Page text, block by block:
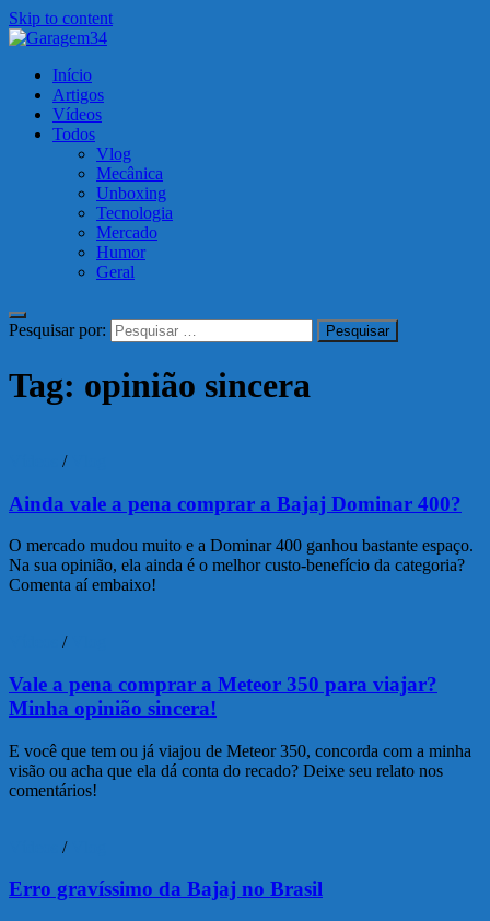
Skip to content
Garagem34
Motos, carros, tecnologia e muito mais!
Início
Artigos
Vídeos
Todos
Vlog
Mecânica
Unboxing
Tecnologia
Mercado
Humor
Geral
Pesquisar por:
Tag: opinião sincera
/
Ainda vale a pena comprar a Bajaj Dominar 400?
O mercado mudou muito e a Dominar 400 ganhou bastante espaço.
Na sua opinião, ela ainda é o melhor custo-benefício da categoria?
Comenta aí embaixo!
/
Vale a pena comprar a Meteor 350 para viajar?
Minha opinião sincera!
E você que tem ou já viajou de Meteor 350, concorda com a minha
visão ou acha que ela dá conta do recado? Deixe seu relato nos
comentários!
/
Erro gravíssimo da Bajaj no Brasil